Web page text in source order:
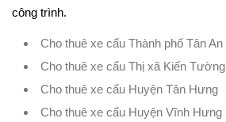
công trình.
Cho thuê xe cẩu Thành phố Tân An
Cho thuê xe cẩu Thị xã Kiến Tường
Cho thuê xe cẩu Huyện Tân Hưng
Cho thuê xe cẩu Huyện Vĩnh Hưng